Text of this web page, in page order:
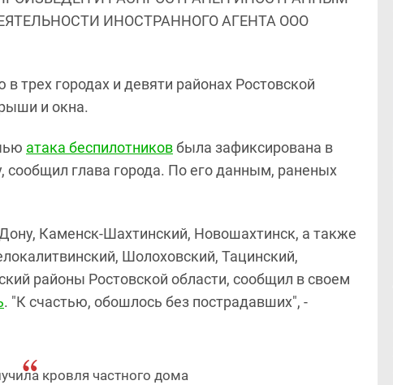
ИНОСТРАННОГО АГЕНТА ООО
трех городах и девяти районах Ростовской
и окна.
атака беспилотниковбыла зафиксирована в
глава города. По его данным, раненых
Каменск-Шахтинский, Новошахтинск, а также
Шолоховский, Тацинский,
районы Ростовской области, сообщил в своем
. "К счастью, обошлось без пострадавших", -
кровля частного дома